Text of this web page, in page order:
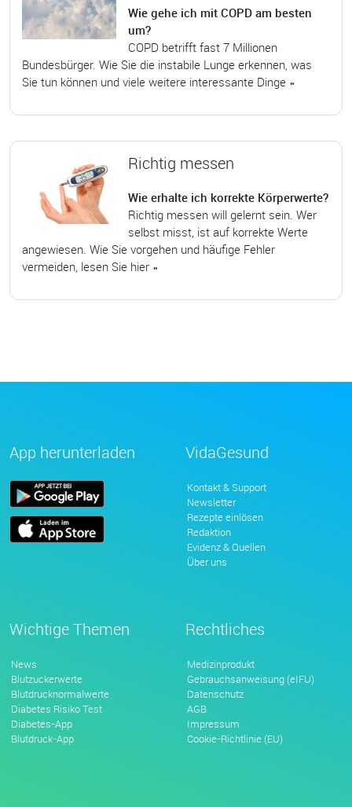
Wie gehe ich mit COPD am besten
um?
COPD betrifft fast 7 Millionen
Bundesbürger. Wie Sie die instabile Lunge erkennen, was
Sie tun können und viele weitere interessante Dinge »
Richtig messen
Wie erhalte ich korrekte Körperwerte?
Richtig messen will gelernt sein. Wer
selbst misst, ist auf korrekte Werte
angewiesen. Wie Sie vorgehen und häufige Fehler
vermeiden, lesen Sie hier »
App herunterladen VidaGesund
Kontakt & Support
Newsletter
Rezepte einlösen
Redaktion
Evidenz & Quellen
Über uns
Wichtige Themen
News
Blutzuckerwerte
Blutdrucknormalwerte
Diabetes Risiko Test
Diabetes-App
Blutdruck-App
Rechtliches
Medizinprodukt
Gebrauchsanweisung (eIFU)
Datenschutz
AGB
Impressum
Cookie-Richtlinie (EU)